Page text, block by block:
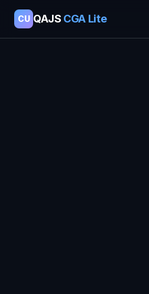
CU QAJS CGA Lite